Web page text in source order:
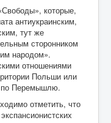
которые,
антиукраинским,
тут же
сторонником
народом».
отношениями
Польши или
по Перемышлю.
отметить, что